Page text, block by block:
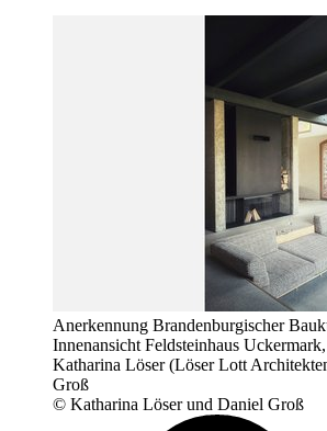
Anerkennung Brandenburgischer
Innenansicht Feldsteinhaus
Katharina Löser (Löser Lott
Groß
© Katharina Löser und Daniel Groß